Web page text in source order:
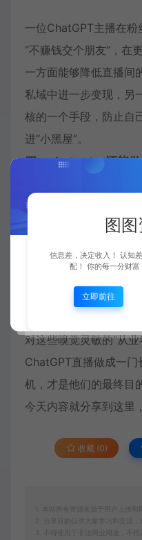
一位ChatGPT主播在
“不赚钱交个朋友”，在
一方面能够降低直播间
私域中进一步变现，另
核的一个手段，防止自
进“小黑屋”。
四、chatpat，还能做
抓住这一波短期流量风
量进行快速变现，或者
是他们的主要目的。
热度一过，他们也能继
波流量的羊毛——AI绘
对这些嗅觉灵敏的“从
ChatGPT直播做成一
机，才是他们的最终目
今天内容就分享到这里
收藏 (0)
1. 本站所有资源来源于用户上传和
2. 分享目的仅供大家学习和交流
3. 不得使用于非法商业用途，不得
图
信息差，决定收入！ 认知
配！ 你的每一分财富
立即前往